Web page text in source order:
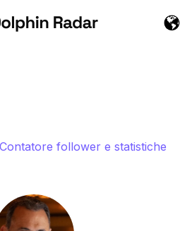
follower e statistiche